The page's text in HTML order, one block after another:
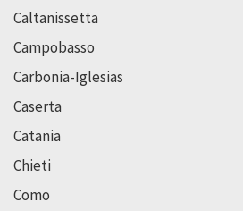
Caltanissetta
Campobasso
Carbonia-Iglesias
Caserta
Catania
Chieti
Como